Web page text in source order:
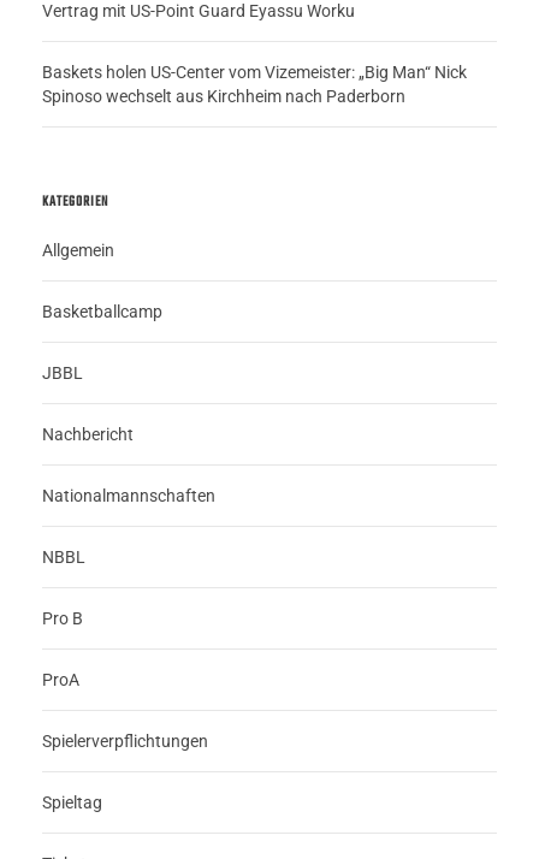
Vertrag mit US-Point Guard Eyassu Worku
Baskets holen US-Center vom Vizemeister: „Big Man“ Nick
Spinoso wechselt aus Kirchheim nach Paderborn
KATEGORIEN
Allgemein
Basketballcamp
JBBL
Nachbericht
Nationalmannschaften
NBBL
Pro B
ProA
Spielerverpflichtungen
Spieltag